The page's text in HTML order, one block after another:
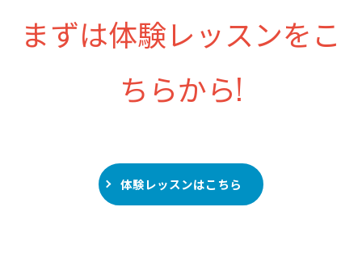
まずは体験レッスンをこ
ちらから!
体験レッスンはこちら